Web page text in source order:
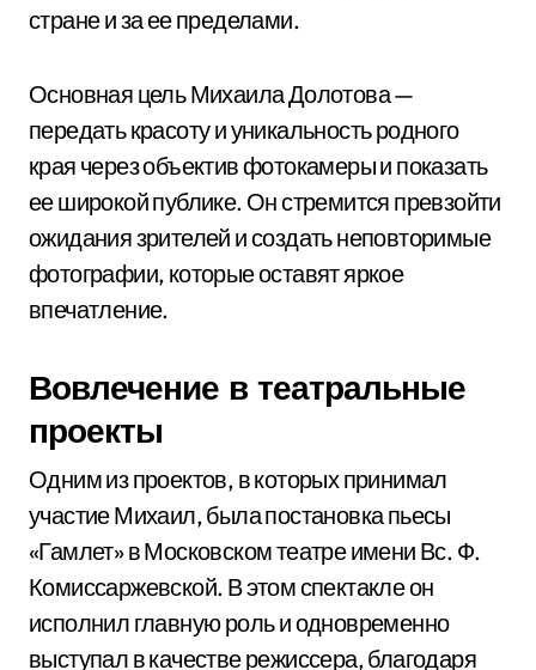
стране и за ее пределами.
Основная цель Михаила Долотова —
передать красоту и уникальность родного
края через объектив фотокамеры и показать
ее широкой публике. Он стремится превзойти
ожидания зрителей и создать неповторимые
фотографии, которые оставят яркое
впечатление.
Вовлечение в театральные
проекты
Одним из проектов, в которых принимал
участие Михаил, была постановка пьесы
«Гамлет» в Московском театре имени Вс. Ф.
Комиссаржевской. В этом спектакле он
исполнил главную роль и одновременно
выступал в качестве режиссера, благодаря